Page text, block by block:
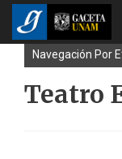
Navegación Por
Teatro